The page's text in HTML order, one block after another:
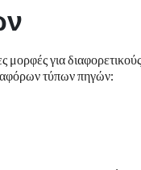
μορφές για διαφορετικούς
τύπων πηγών: